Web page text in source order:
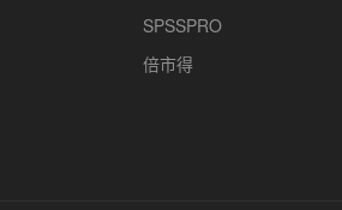
SPSSPRO
倍市得